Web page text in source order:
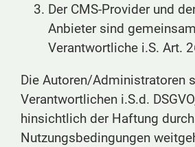
Der CMS-Provider und
Anbieter sind
Verantwortliche i.S. Art.
Die Autoren/Administratoren
Verantwortlichen i.S.d.
hinsichtlich der Haftung
Nutzungsbedingungen